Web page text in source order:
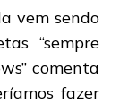
vem sendo
“sempre
comenta
fazer